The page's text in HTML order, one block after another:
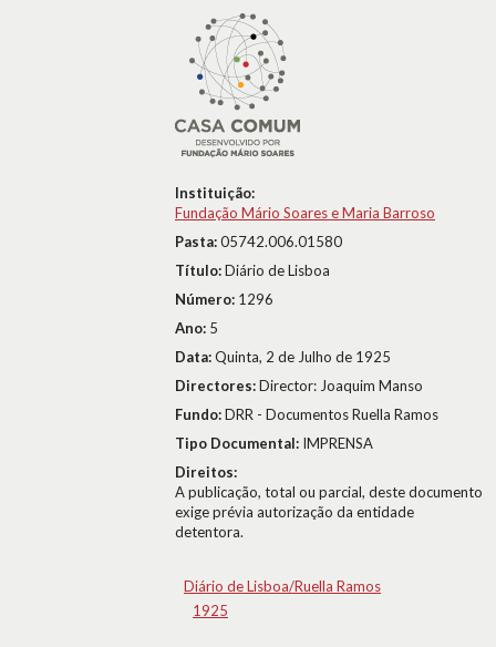
Instituição:
Fundação Mário Soares e Maria Barroso
Pasta:05742.006.01580
Título:Diário de Lisboa
Número: 1296
Ano: 5
Data:Quinta, 2 de Julho de 1925
Directores:Director: Joaquim Manso
Fundo:DRR - Documentos Ruella Ramos
Tipo Documental: IMPRENSA
Direitos:
A publicação, total ou parcial, deste documento
exige prévia autorização da entidade
detentora.
Diário de Lisboa/Ruella Ramos
1925